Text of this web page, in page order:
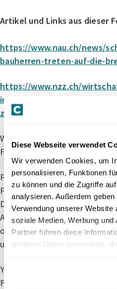
Diese Webseite verwendet
Wir verwenden Cookies, um
personalisieren, Funktionen
zu können und die Zugriffe
analysieren. Außerdem
Verwendung unserer Website
soziale Medien, Werbung
Partner führen diese
weiteren Daten zusammen,
Artikel und Links aus dieser
https://www.nau.ch/news/
bauherren-treten-auf-die-
https://www.nzz.ch/
in-der-schweiz-
zinsen-ld.1830781
Wir freuen uns stets über Ihr
Fragen – stellen Sie uns diese
Per Email an
Per WhatsApp an +41 79 769
Direkt in der Spotify App
Antworten»
oder als Kommentar auf
unseren Social Media Kanälen:
Youtube:
https://
Facebook:
https://